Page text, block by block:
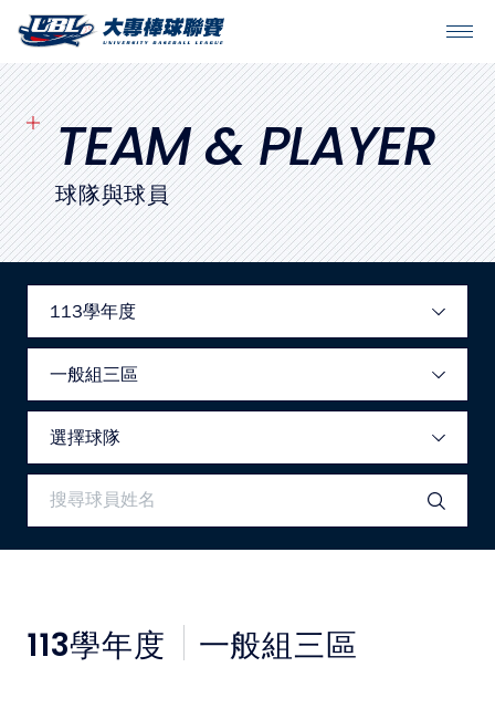
SITEMAP
首頁
球隊戰績
賽程表
球隊與球員
裁判
比賽場地
最新消息
媒體文章
聯絡我們
TEAM & PLAYER
球隊與球員
113學年度 一般組三區